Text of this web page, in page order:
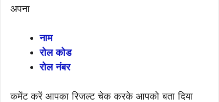
अपना
नाम
रोल कोड
रोल नंबर
कमेंट करें आपका रिजल्ट चेक करके आपको बता दिया